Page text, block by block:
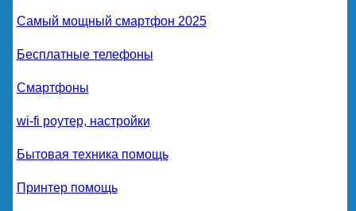
Самый мощный смартфон 2025
Бесплатные телефоны
Смартфоны
wi-fi роутер, настройки
Бытовая техника помощь
Принтер помощь